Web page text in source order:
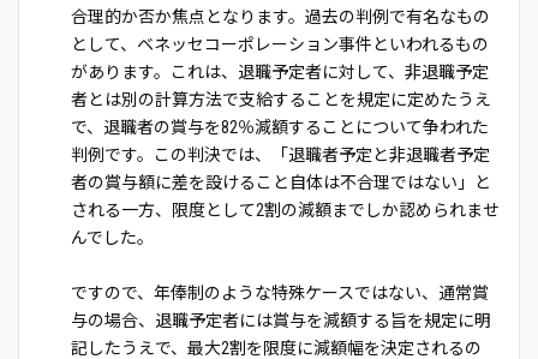
合理的か否か焦点となります。過去の判例で有名なもの
として、ベネッセコーポレーション事件といわれるもの
があります。これは、退職予定者に対して、非退職予定
者とは別の計算方法で支給することを規定に定めたうえ
で、退職者の賞与を82％減額することについて争われた
判例です。この判決では、「退職者予定と非退職者予定
者の賞与額に差を設けること自体は不合理ではない」と
される一方、限度として2割の減額までしか認められませ
んでした。
ですので、年俸制のような特殊ケースではない、通常賞
与の場合、退職予定者には賞与を減額する旨を規定に明
記したうえで、最大2割を限度に減額幅を決定されるの